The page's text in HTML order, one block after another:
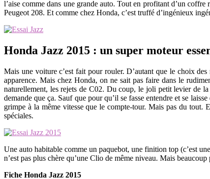
l’aise comme dans une grande auto. Tout en profitant d’un
Peugeot 208. Et comme chez Honda, c’est truffé d’ingénieux
Honda Jazz 2015 : un super moteur
Mais une voiture c’est fait pour rouler. D’autant que le choix
apparence. Mais chez Honda, on ne sait pas faire dans le
naturellement, les rejets de C02. Du coup, le joli petit levier de
demande que ça. Sauf que pour qu’il se fasse entendre et se
grimpe à la même vitesse que le compte-tour. Mais pas du tout.
spéciales.
Une auto habitable comme un paquebot, une finition top (c’est
n’est pas plus chère qu’une Clio de même niveau. Mais beaucoup
Fiche Honda Jazz 2015